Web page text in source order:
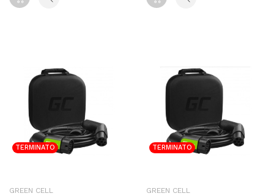
TERMINATO
GREEN CELL
TERMINATO
GREEN CELL